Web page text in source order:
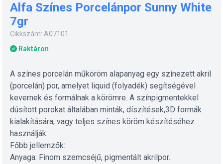
Alfa Színes Porcelánpor Sunny White
7gr
Cikkszám: A07101
Raktáron
A színes porcelán műköröm alapanyag egy színezett akril
(porcelán) por, amelyet liquid (folyadék) segítségével
kevernek és formálnak a körömre. A színpigmentekkel
dúsított porokat általában minták, díszítések,3D formák
kialakítására, vagy teljes színes köröm készítéséhez
használják.
Főbb jellemzők:
Anyaga: Finom szemcséjű, pigmentált akrilpor.